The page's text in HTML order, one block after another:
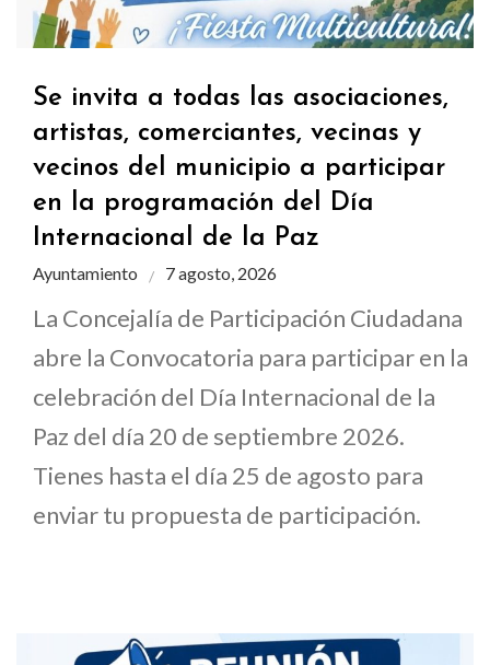
Se invita a todas las asociaciones,
artistas, comerciantes, vecinas y
vecinos del municipio a participar
en la programación del Día
Internacional de la Paz
Ayuntamiento 7 agosto, 2026
La Concejalía de Participación Ciudadana
abre la Convocatoria para participar en la
celebración del Día Internacional de la
Paz del día 20 de septiembre 2026.
Tienes hasta el día 25 de agosto para
enviar tu propuesta de participación.